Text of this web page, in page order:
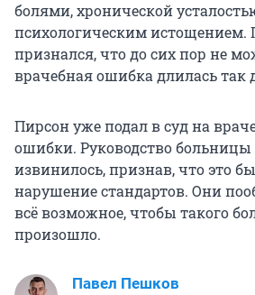
болями, хронической
психологическим истощением.
признался, что до сих пор не
врачебная ошибка длилась так
Пирсон уже подал в суд на
ошибки. Руководство
извинилось, признав, что это
нарушение стандартов. Они
всё возможное, чтобы такого
произошло.
Павел Пешков